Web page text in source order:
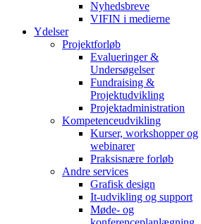
Nyhedsbreve
VIFIN i medierne
Ydelser
Projektforløb
Evalueringer &
Undersøgelser
Fundraising &
Projektudvikling
Projektadministration
Kompetenceudvikling
Kurser, workshopper og
webinarer
Praksisnære forløb
Andre services
Grafisk design
It-udvikling og support
Møde- og